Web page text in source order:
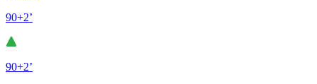
90+2’
90+2’